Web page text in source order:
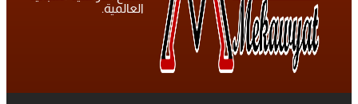
العالمية.